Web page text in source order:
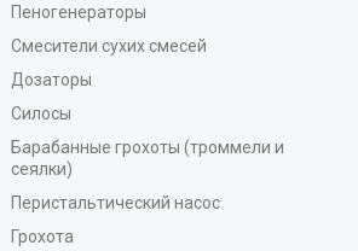
Пеногенераторы
Смесители сухих смесей
Дозаторы
Силосы
Барабанные грохоты (троммели и
сеялки)
Перистальтический насос
Грохота